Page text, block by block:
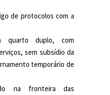
de protocolos com a
quarto duplo, com
sem subsídio da
temporário de
na fronteira das